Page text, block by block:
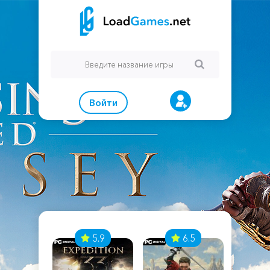
Войти
5.9 6.5